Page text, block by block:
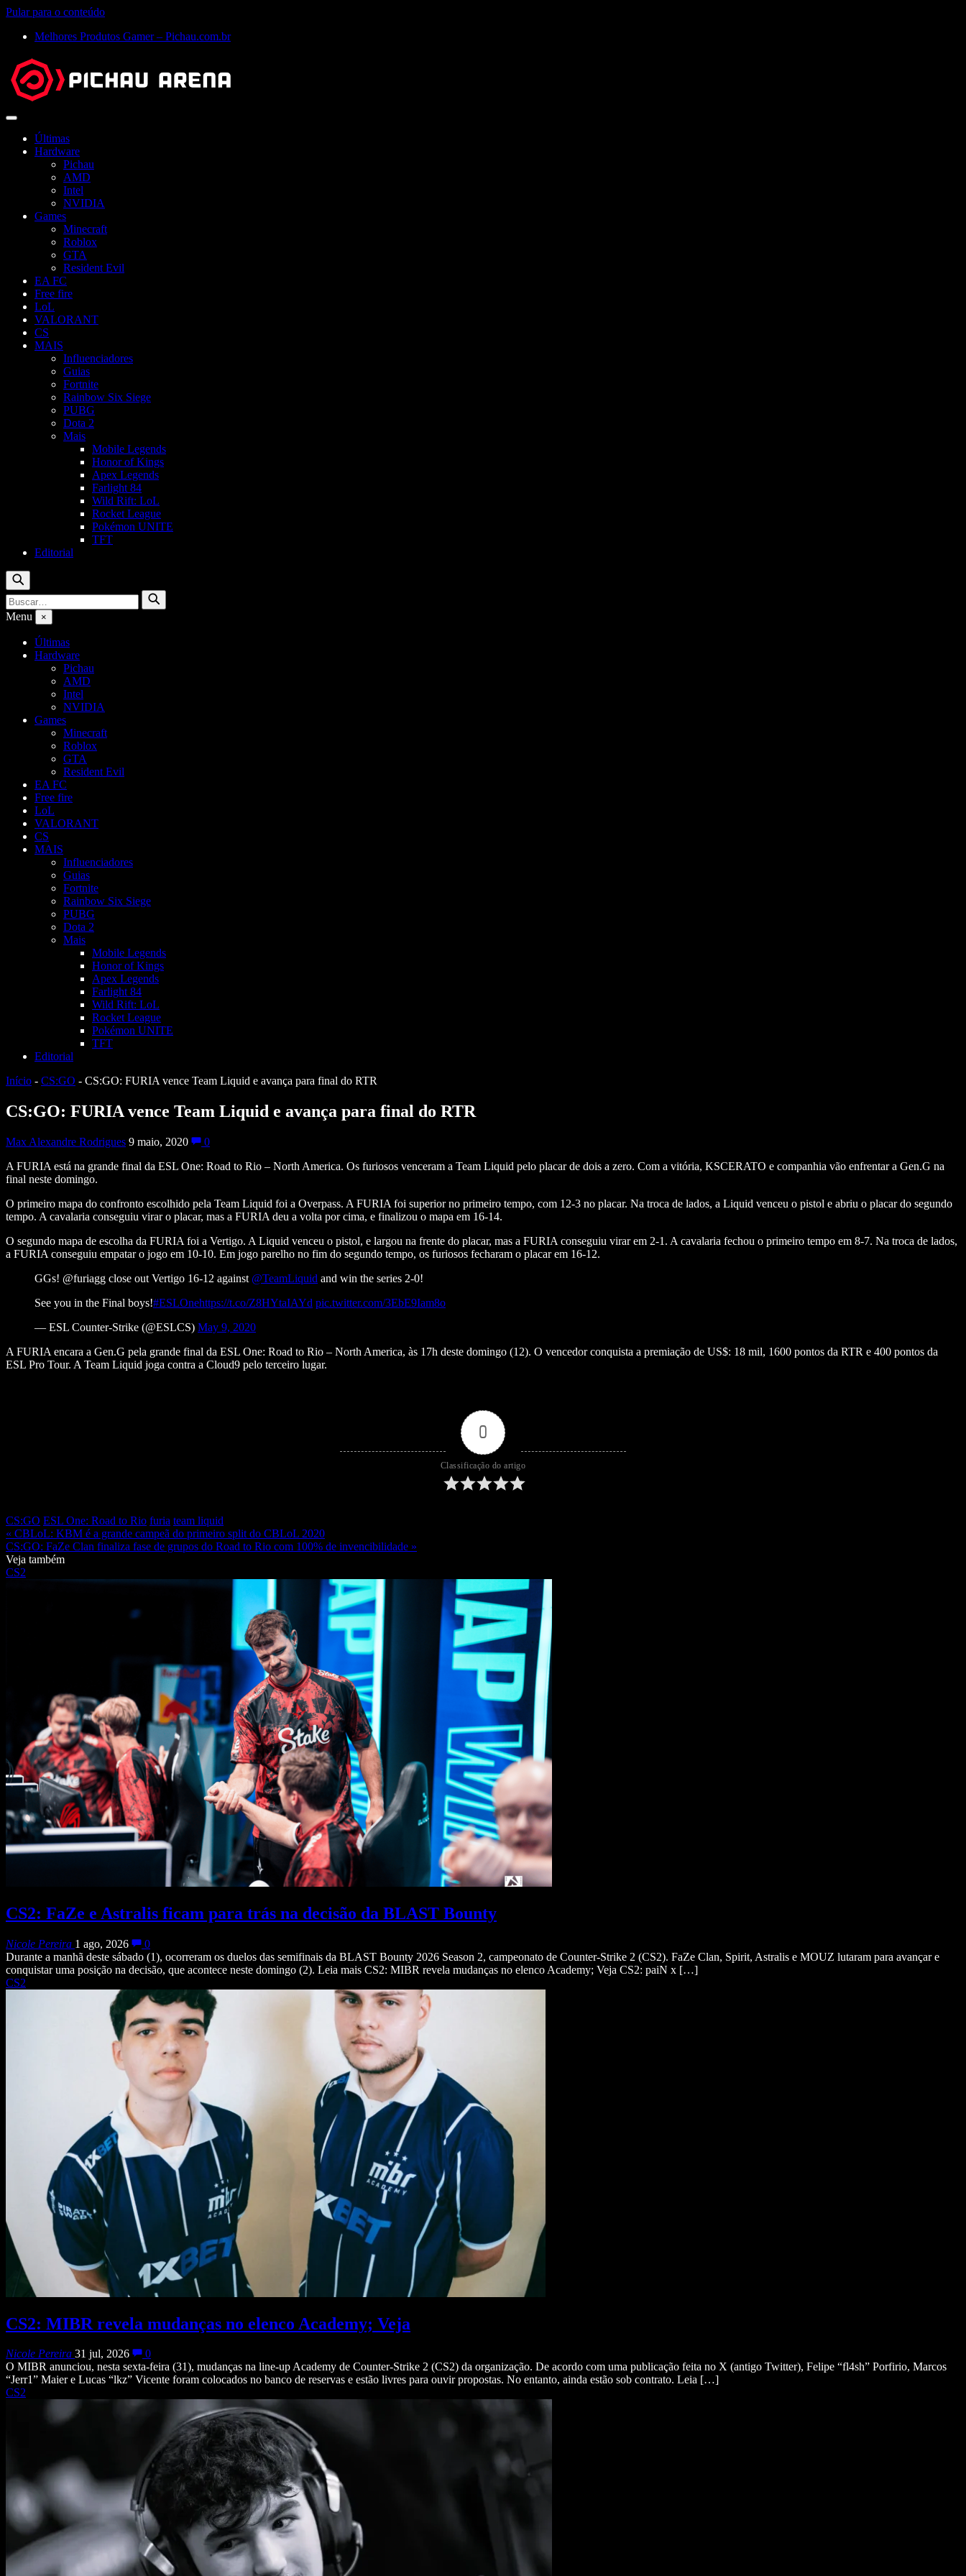
Pular para o conteúdo
Melhores Produtos Gamer – Pichau.com.br
Abrir
Últimas
Hardware
Pichau
AMD
Intel
NVIDIA
Games
Minecraft
Roblox
GTA
Resident Evil
EA FC
Free fire
LoL
VALORANT
CS
MAIS
Influenciadores
Guias
Fortnite
Rainbow Six Siege
PUBG
Dota 2
Mais
Mobile Legends
Honor of Kings
Apex Legends
Farlight 84
Wild Rift: LoL
Rocket League
Pokémon UNITE
TFT
Editorial
Buscar
Buscar
por:
Buscar
Menu ×
Últimas
Hardware
Pichau
AMD
Intel
NVIDIA
Games
Minecraft
Roblox
GTA
Resident Evil
EA FC
Free fire
LoL
VALORANT
CS
MAIS
Influenciadores
Guias
Fortnite
Rainbow Six Siege
PUBG
Dota 2
Mais
Mobile Legends
Honor of Kings
Apex Legends
Farlight 84
Wild Rift: LoL
Rocket League
Pokémon UNITE
TFT
Editorial
Início - CS:GO - CS:GO: FURIA vence Team Liquid e avança para final do RTR
CS:GO: FURIA vence Team Liquid e avança para final do RTR
Max Alexandre Rodrigues 9 maio, 2020
0
A FURIA está na grande final da ESL One: Road to Rio – North America. Os furiosos venceram a Team Liquid pelo placar de dois a zero. Com a vitória, KSCERATO e companhia vão enfrentar a Gen.G na
final neste domingo.
O primeiro mapa do confronto escolhido pela Team Liquid foi a Overpass. A FURIA foi superior no primeiro tempo, com 12-3 no placar. Na troca de lados, a Liquid venceu o pistol e abriu o placar do segundo
tempo. A cavalaria conseguiu virar o placar, mas a FURIA deu a volta por cima, e finalizou o mapa em 16-14.
O segundo mapa de escolha da FURIA foi a Vertigo. A Liquid venceu o pistol, e largou na frente do placar, mas a FURIA conseguiu virar em 2-1. A cavalaria fechou o primeiro tempo em 8-7. Na troca de lados,
a FURIA conseguiu empatar o jogo em 10-10. Em jogo parelho no fim do segundo tempo, os furiosos fecharam o placar em 16-12.
GGs! @furiagg close out Vertigo 16-12 against @TeamLiquid and win the series 2-0!
See you in the Final boys!#ESLOnehttps://t.co/Z8HYtaIAYd pic.twitter.com/3EbE9Iam8o
— ESL Counter-Strike (@ESLCS) May 9, 2020
A FURIA encara a Gen.G pela grande final da ESL One: Road to Rio – North America, às 17h deste domingo (12). O vencedor conquista a premiação de US$: 18 mil, 1600 pontos da RTR e 400 pontos da
ESL Pro Tour. A Team Liquid joga contra a Cloud9 pelo terceiro lugar.
0
Classificação do artigo
CS:GO ESL One: Road to Rio furia team liquid
« CBLoL: KBM é a grande campeã do primeiro split do CBLoL 2020
CS:GO: FaZe Clan finaliza fase de grupos do Road to Rio com 100% de invencibilidade »
Veja também
CS2
CS2: FaZe e Astralis ficam para trás na decisão da BLAST Bounty
Nicole Pereira 1 ago, 2026
0
Durante a manhã deste sábado (1), ocorreram os duelos das semifinais da BLAST Bounty 2026 Season 2, campeonato de Counter-Strike 2 (CS2). FaZe Clan, Spirit, Astralis e MOUZ lutaram para avançar e
conquistar uma posição na decisão, que acontece neste domingo (2). Leia mais CS2: MIBR revela mudanças no elenco Academy; Veja CS2: paiN x […]
CS2
CS2: MIBR revela mudanças no elenco Academy; Veja
Nicole Pereira 31 jul, 2026
0
O MIBR anunciou, nesta sexta-feira (31), mudanças na line-up Academy de Counter-Strike 2 (CS2) da organização. De acordo com uma publicação feita no X (antigo Twitter), Felipe “fl4sh” Porfirio, Marcos
“Jerr1” Maier e Lucas “lkz” Vicente foram colocados no banco de reservas e estão livres para ouvir propostas. No entanto, ainda estão sob contrato. Leia […]
CS2